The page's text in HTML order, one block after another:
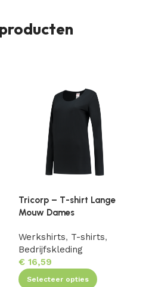
Tricorp – T-shirt Lange
Mouw Dames
Werkshirts, T-shirts,
Bedrijfskleding
€16,59
Selecteer opties